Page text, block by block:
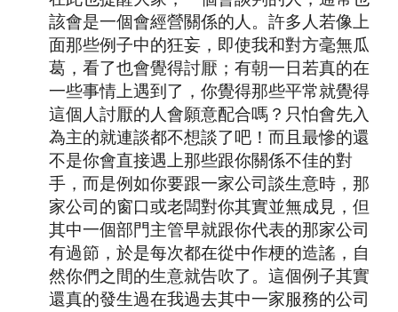
該會是一個會經營關係的人。許多人若像上
面那些例子中的狂妄，即使我和對方毫無瓜
葛，看了也會覺得討厭；有朝一日若真的在
一些事情上遇到了，你覺得那些平常就覺得
這個人討厭的人會願意配合嗎？只怕會先入
為主的就連談都不想談了吧！而且最慘的還
不是你會直接遇上那些跟你關係不佳的對
手，而是例如你要跟一家公司談生意時，那
家公司的窗口或老闆對你其實並無成見，但
其中一個部門主管早就跟你代表的那家公司
有過節，於是每次都在從中作梗的造謠，自
然你們之間的生意就告吹了。這個例子其實
還真的發生過在我過去其中一家服務的公司